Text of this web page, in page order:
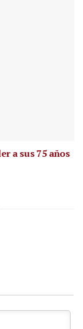
a sus 75 años